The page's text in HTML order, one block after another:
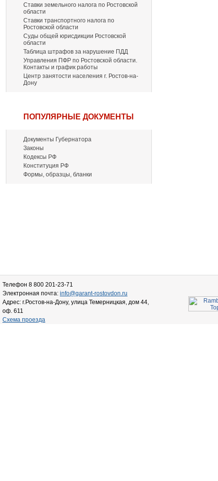
Ставки земельного налога по Ростовской
области
Ставки транспортного налога по
Ростовской области
Суды общей юрисдикции Ростовской
области
Таблица штрафов за нарушение ПДД
Управления ПФР по Ростовской области.
Контакты и график работы
Центр занятости населения г. Ростов-на-
Дону
ПОПУЛЯРНЫЕ ДОКУМЕНТЫ
Документы Губернатора
Законы
Кодексы РФ
Конституция РФ
Формы, образцы, бланки
Телефон 8 800 201-23-71
Электронная почта: info@garant-rostovdon.ru
Адрес: г.Ростов-на-Дону, улица Темерницкая, дом 44,
оф. 611
Схема проезда